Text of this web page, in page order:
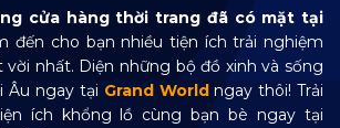
cửa hàng thời trang đã có mặt tại
đến cho bạn nhiều tiện ích trải nghiệm
nhất. Diện những bộ đồ xinh và sống
Âu ngay tại Grand World ngay thôi! Trải
ích khổng lồ cùng bạn bè ngay tại